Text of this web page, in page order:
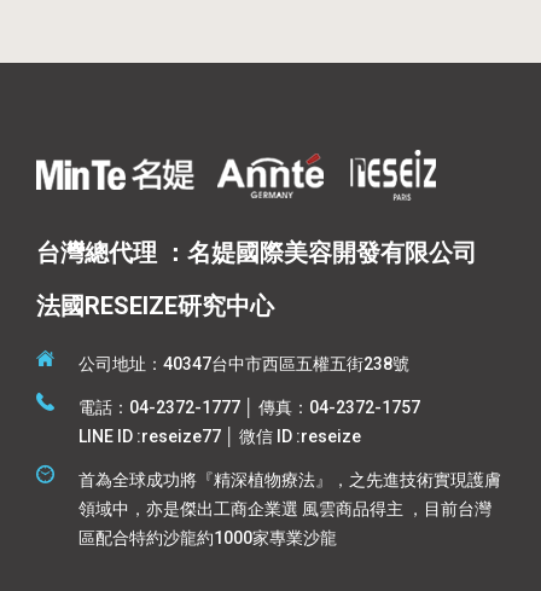
台灣總代理 ：名媞國際美容開發有限公司
法國RESEIZE研究中心
公司地址：40347台中市西區五權五街238號
電話：04-2372-1777 │ 傳真：04-2372-1757
LINE ID :reseize77 │ 微信 ID :reseize
首為全球成功將『精深植物療法』，之先進技術實現護膚
領域中，亦是傑出工商企業選 風雲商品得主 ，目前台灣
區配合特約沙龍約1000家專業沙龍